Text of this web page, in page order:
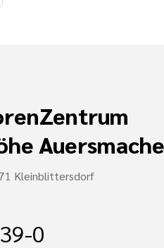
Kleinblittersdorf
0